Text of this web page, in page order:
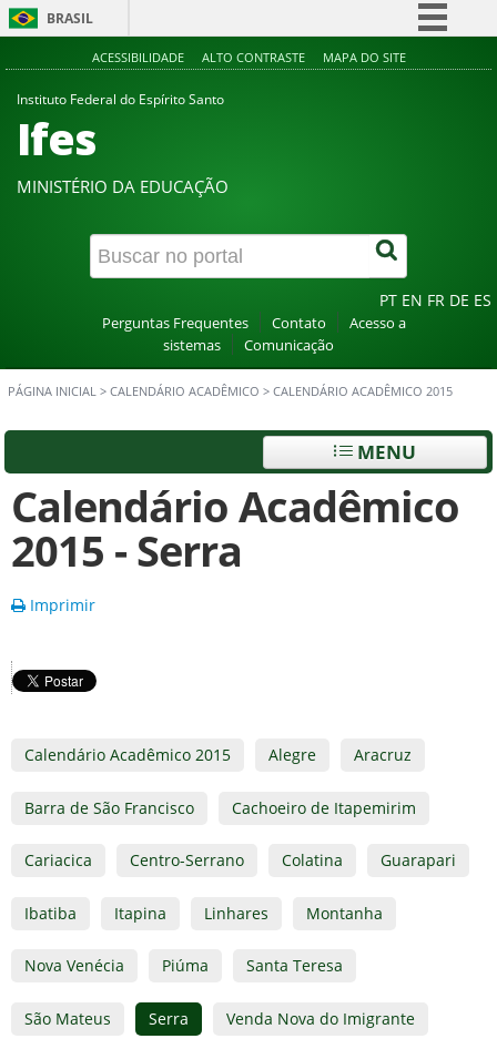
BRASIL
Simplifique!
Canais
ACESSIBILIDADE ALTO CONTRASTE MAPA DO SITE
Instituto Federal do Espírito Santo
Ifes
MINISTÉRIO DA EDUCAÇÃO
PT EN FR DE ES
Perguntas Frequentes Contato
Acesso a
sistemas
Comunicação
PÁGINA INICIAL > CALENDÁRIO ACADÊMICO > CALENDÁRIO ACADÊMICO 2015
MENU
Calendário Acadêmico
2015 - Serra
Imprimir
Calendário Acadêmico 2015 Alegre Aracruz
Barra de São Francisco Cachoeiro de Itapemirim
Cariacica Centro-Serrano Colatina Guarapari
Ibatiba Itapina Linhares Montanha
Nova Venécia Piúma Santa Teresa
São Mateus Serra Venda Nova do Imigrante